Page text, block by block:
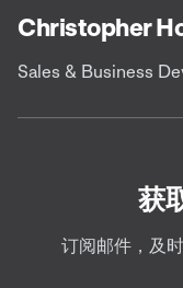
Christopher
Sales & Business
获
订阅邮件，及